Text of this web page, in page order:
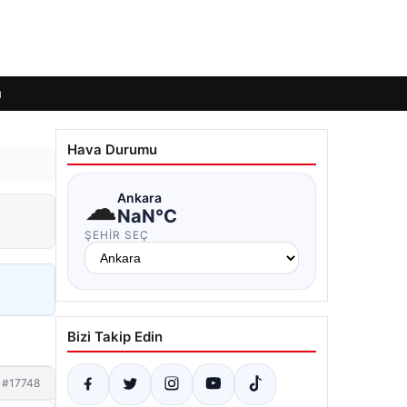
#17748
Hava Durumu
☁Ankara
NaN°C
ŞEHIR SEÇ
Bizi Takip Edin